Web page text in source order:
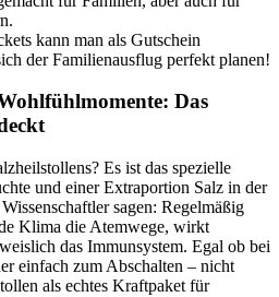
kann man als Gutschein
der Familienausflug perfekt planen!
Das
Es ist das spezielle
und einer Extraportion Salz in der
sagen: Regelmäßig
Klima die Atemwege, wirkt
das Immunsystem. Egal ob bei
einfach zum Abschalten – nicht
als echtes Kraftpaket für